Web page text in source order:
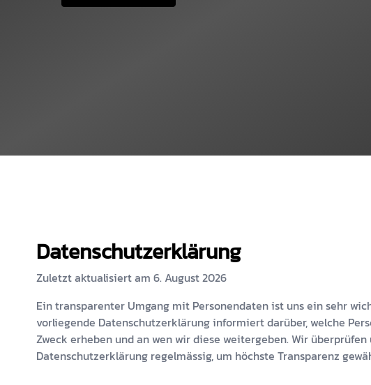
Datenschutzerklärung
Zuletzt aktualisiert am 6. August 2026
Ein transparenter Umgang mit Personendaten ist uns ein sehr
vorliegende Datenschutzerklärung informiert darüber, welche
Zweck erheben und an wen wir diese weitergeben. Wir
Datenschutzerklärung regelmässig, um höchste Transparenz